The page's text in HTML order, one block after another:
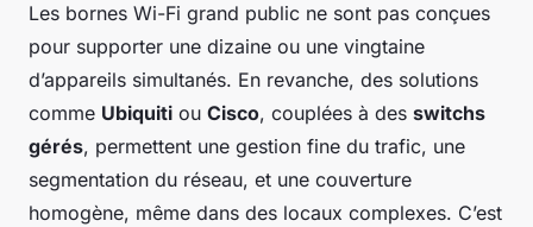
Les bornes Wi-Fi grand public ne sont pas conçues
pour supporter une dizaine ou une vingtaine
d’appareils simultanés. En revanche, des solutions
comme Ubiquiti ou Cisco, couplées à des switchs
gérés, permettent une gestion fine du trafic, une
segmentation du réseau, et une couverture
homogène, même dans des locaux complexes. C’est